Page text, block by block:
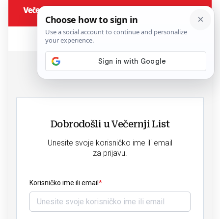
Dobrodošli u Večernji List
Unesite svoje korisničko ime ili email
za prijavu.
Korisničko ime ili email